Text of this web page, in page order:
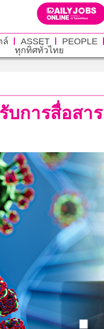
ล์ ASSET PEOPLE
ทุกทิศทั่วไทย
การสื่อสา